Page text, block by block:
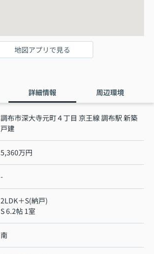
地図アプリで見る
詳細情報 周辺環境
調布市深大寺元町４丁目 京王線 調布駅 新築
戸建
5,360万円
-
2LDK＋S(納戸)
S 6.2帖 1室
南